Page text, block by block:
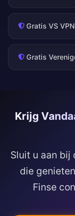
Gratis VS VPN
Gratis
Krijg
Sluit u aan bij
die
Finse